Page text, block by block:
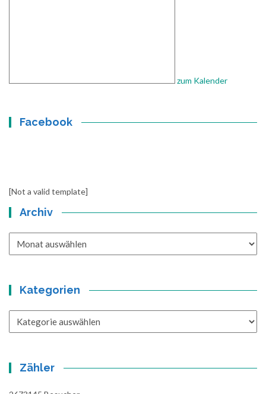
zum Kalender
Facebook
[Not a valid template]
Archiv
Kategorien
Zähler